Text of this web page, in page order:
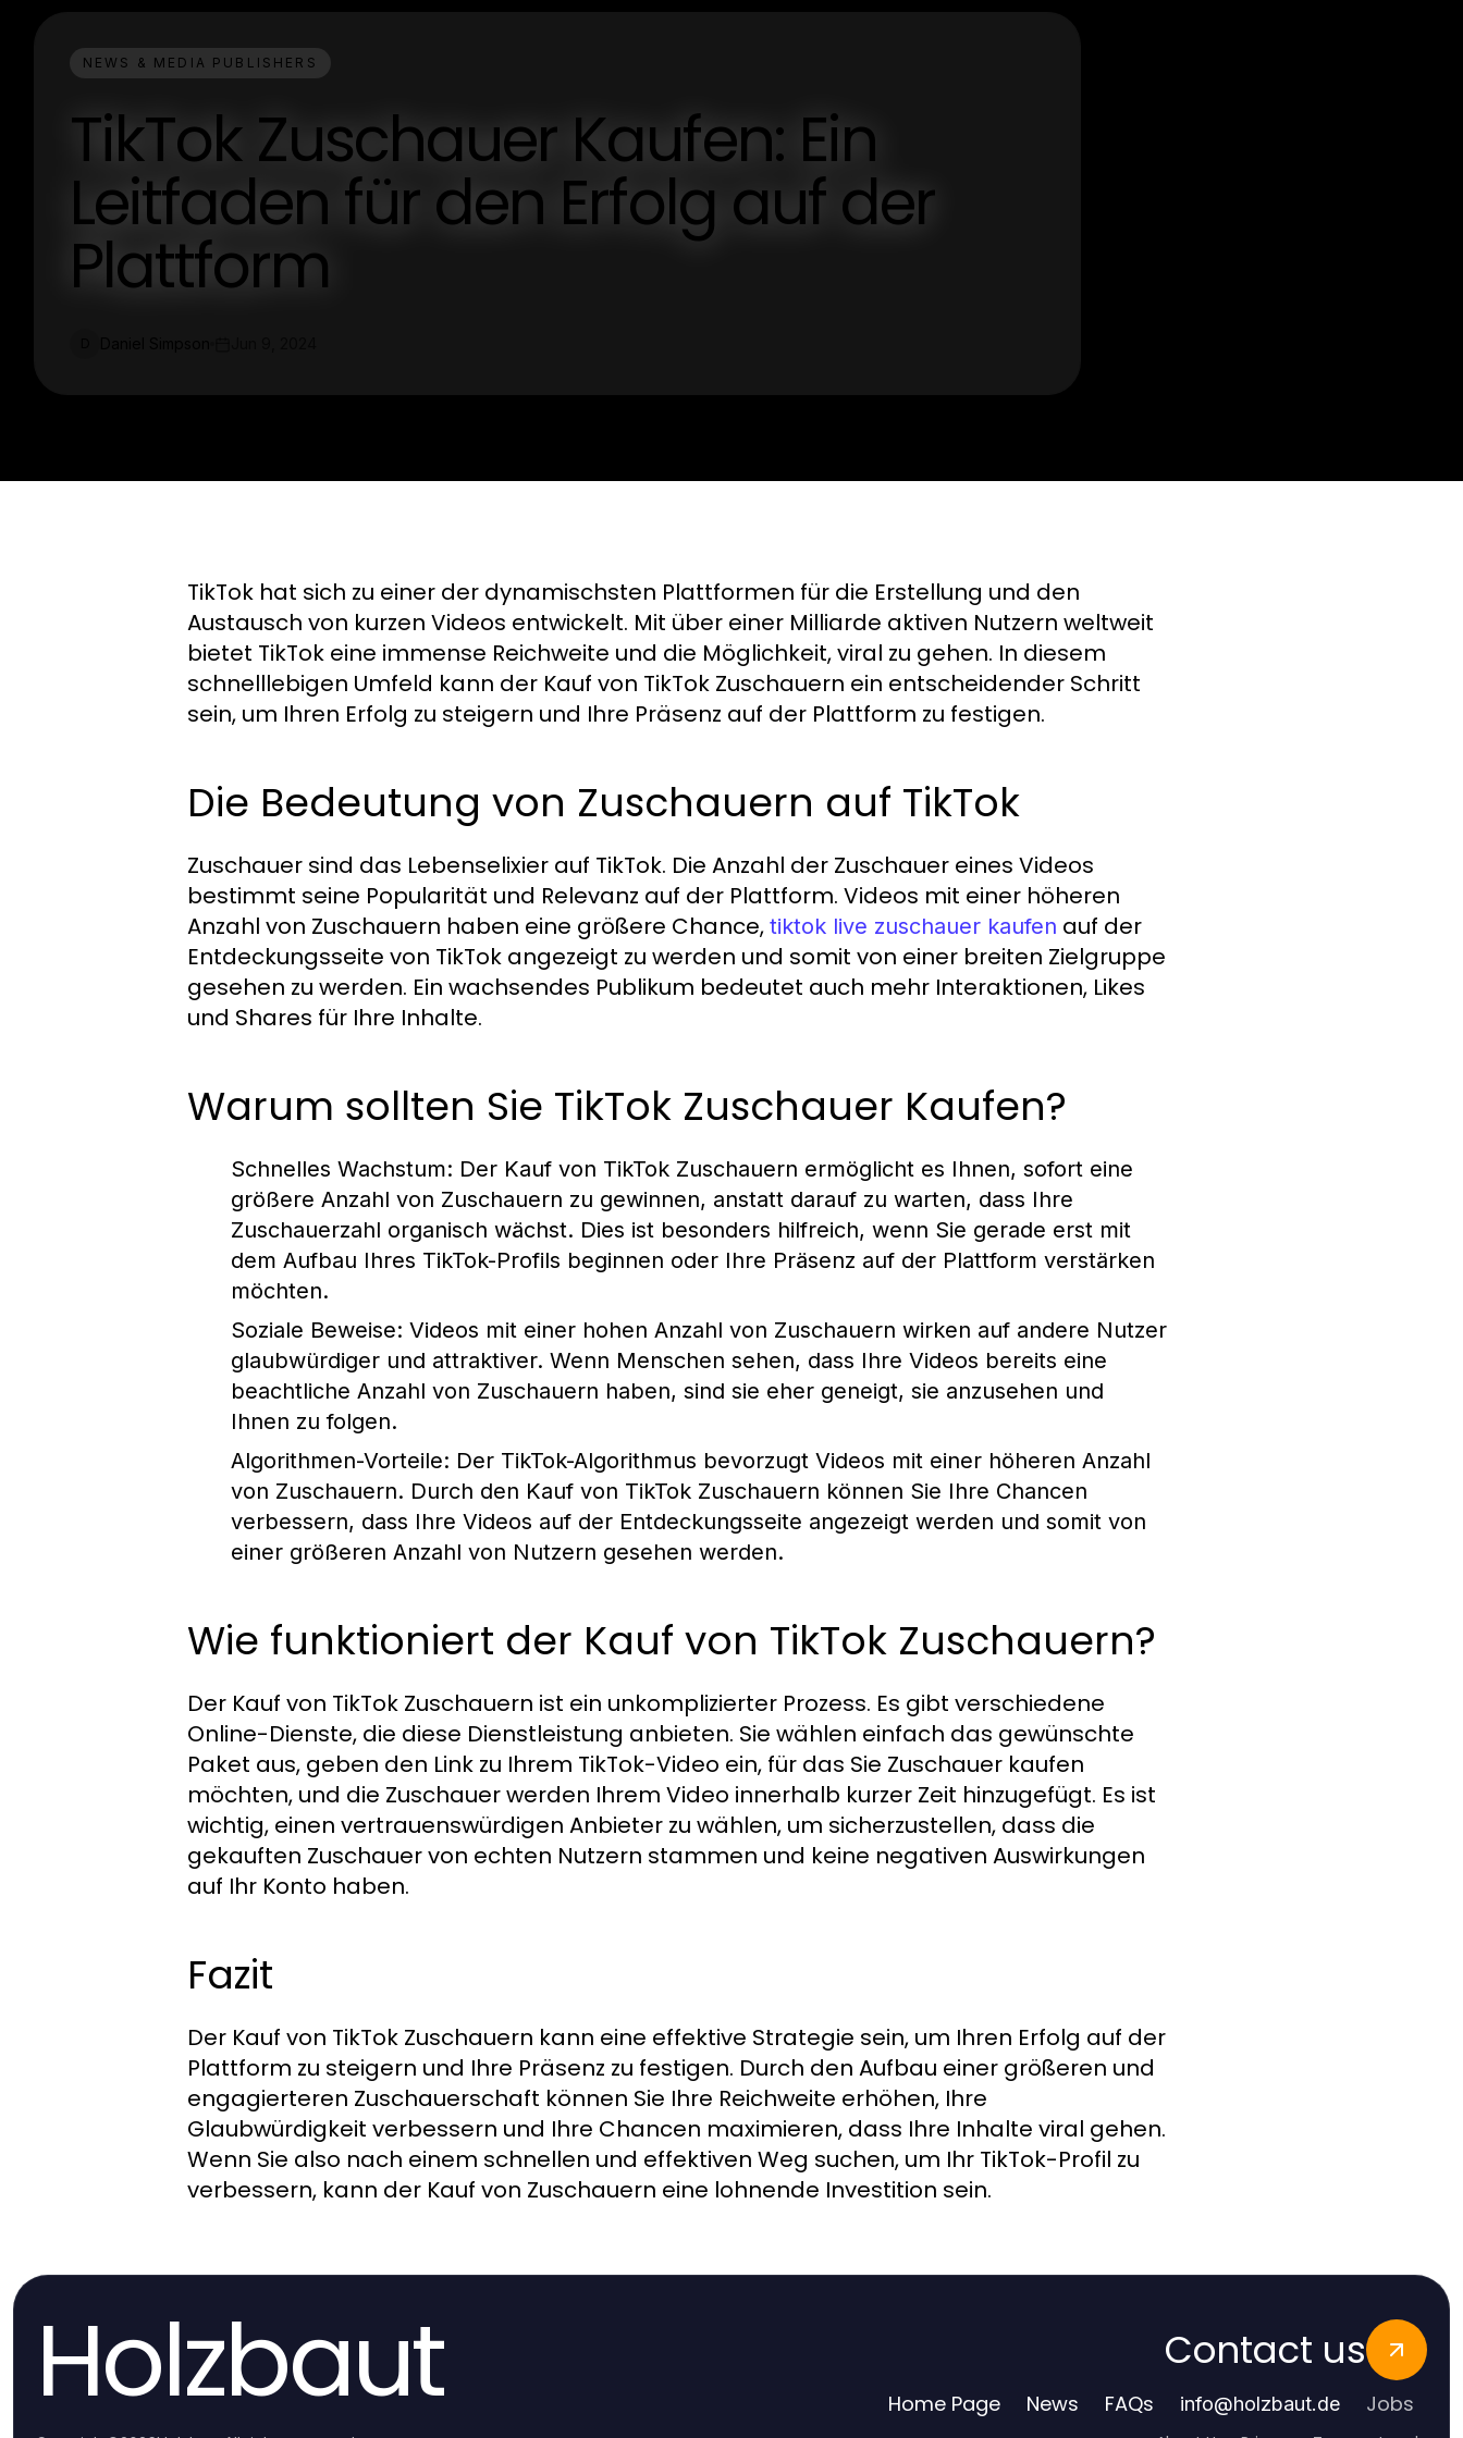
NEWS & MEDIA PUBLISHERS
TikTok Zuschauer Kaufen: Ein
Leitfaden für den Erfolg auf der
Plattform
TikTok hat sich zu einer der dynamischsten Plattformen für die Erstellung und den
Austausch von kurzen Videos entwickelt. Mit über einer Milliarde aktiven Nutzern weltweit
bietet TikTok eine immense Reichweite und die Möglichkeit, viral zu gehen. In diesem
schnelllebigen Umfeld kann der Kauf von TikTok Zuschauern ein entscheidender Schritt
sein, um Ihren Erfolg zu steigern und Ihre Präsenz auf der Plattform zu festigen.
Die Bedeutung von Zuschauern auf TikTok
Zuschauer sind das Lebenselixier auf TikTok. Die Anzahl der Zuschauer eines Videos
bestimmt seine Popularität und Relevanz auf der Plattform. Videos mit einer höheren
Anzahl von Zuschauern haben eine größere Chance, tiktok live zuschauer kaufen auf der
Entdeckungsseite von TikTok angezeigt zu werden und somit von einer breiten Zielgruppe
gesehen zu werden. Ein wachsendes Publikum bedeutet auch mehr Interaktionen, Likes
und Shares für Ihre Inhalte.
Warum sollten Sie TikTok Zuschauer Kaufen?
Schnelles Wachstum: Der Kauf von TikTok Zuschauern ermöglicht es Ihnen, sofort eine
größere Anzahl von Zuschauern zu gewinnen, anstatt darauf zu warten, dass Ihre
Zuschauerzahl organisch wächst. Dies ist besonders hilfreich, wenn Sie gerade erst mit
dem Aufbau Ihres TikTok-Profils beginnen oder Ihre Präsenz auf der Plattform verstärken
möchten.
Soziale Beweise: Videos mit einer hohen Anzahl von Zuschauern wirken auf andere Nutzer
glaubwürdiger und attraktiver. Wenn Menschen sehen, dass Ihre Videos bereits eine
beachtliche Anzahl von Zuschauern haben, sind sie eher geneigt, sie anzusehen und
Ihnen zu folgen.
Algorithmen-Vorteile: Der TikTok-Algorithmus bevorzugt Videos mit einer höheren Anzahl
von Zuschauern. Durch den Kauf von TikTok Zuschauern können Sie Ihre Chancen
verbessern, dass Ihre Videos auf der Entdeckungsseite angezeigt werden und somit von
einer größeren Anzahl von Nutzern gesehen werden.
Wie funktioniert der Kauf von TikTok Zuschauern?
Der Kauf von TikTok Zuschauern ist ein unkomplizierter Prozess. Es gibt verschiedene
Online-Dienste, die diese Dienstleistung anbieten. Sie wählen einfach das gewünschte
Paket aus, geben den Link zu Ihrem TikTok-Video ein, für das Sie Zuschauer kaufen
möchten, und die Zuschauer werden Ihrem Video innerhalb kurzer Zeit hinzugefügt. Es ist
wichtig, einen vertrauenswürdigen Anbieter zu wählen, um sicherzustellen, dass die
gekauften Zuschauer von echten Nutzern stammen und keine negativen Auswirkungen
auf Ihr Konto haben.
Fazit
Der Kauf von TikTok Zuschauern kann eine effektive Strategie sein, um Ihren Erfolg auf der
Plattform zu steigern und Ihre Präsenz zu festigen. Durch den Aufbau einer größeren und
engagierteren Zuschauerschaft können Sie Ihre Reichweite erhöhen, Ihre
Glaubwürdigkeit verbessern und Ihre Chancen maximieren, dass Ihre Inhalte viral gehen.
Wenn Sie also nach einem schnellen und effektiven Weg suchen, um Ihr TikTok-Profil zu
verbessern, kann der Kauf von Zuschauern eine lohnende Investition sein.
Holzbaut Contact us
Home Page News FAQs info@holzbaut.de Jobs